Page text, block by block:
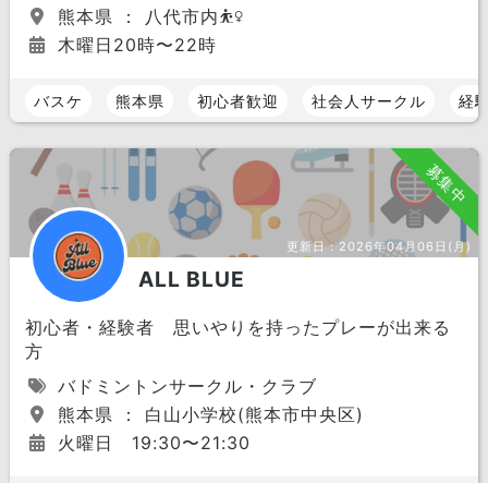
熊本県 ： 八代市内⛹️‍♀️
木曜日20時〜22時
バスケ 熊本県 初心者歓迎 社会人サークル 経
募集中
更新日：2026年04月06日(月)
ALL BLUE
初心者・経験者 思いやりを持ったプレーが出来る
方
バドミントンサークル・クラブ
熊本県 ： 白山小学校(熊本市中央区)
火曜日 19:30〜21:30